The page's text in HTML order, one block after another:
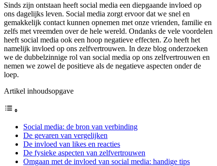
Sinds zijn ontstaan heeft social media een diepgaande invloed op
ons dagelijks leven. Social media zorgt ervoor dat we snel en
gemakkelijk contact kunnen opnemen met onze vrienden, familie en
zelfs met vreemden over de hele wereld. Ondanks de vele voordelen
heeft social media ook een hoop negatieve effecten. Zo heeft het
namelijk invloed op ons zelfvertrouwen. In deze blog onderzoeken
we de dubbelzinnige rol van social media op ons zelfvertrouwen en
nemen we zowel de positieve als de negatieve aspecten onder de
loep.
Artikel inhoudsopgave
Social media: de bron van verbinding
De gevaren van vergelijken
De invloed van likes en reacties
De fysieke aspecten van zelfvertrouwen
Omgaan met de invloed van social media: handige tips